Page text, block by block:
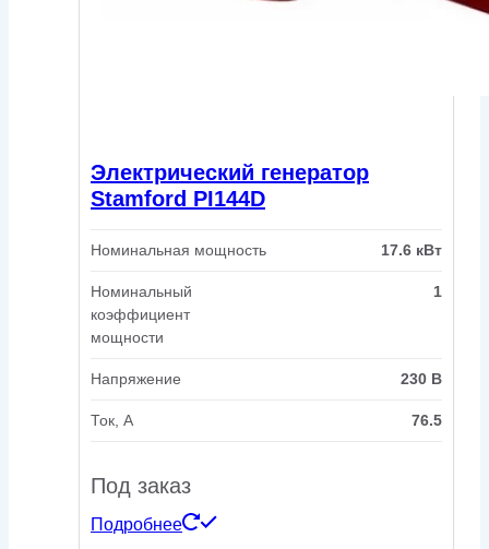
Электрический генератор
Stamford PI144D
Номинальная мощность 17.6 кВт
Номинальный
коэффициент
мощности
1
Напряжение 230 В
Ток, А 76.5
Под заказ
Подробнее